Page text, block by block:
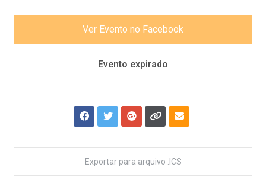
Ver Evento no Facebook
Evento expirado
Exportar para arquivo .ICS